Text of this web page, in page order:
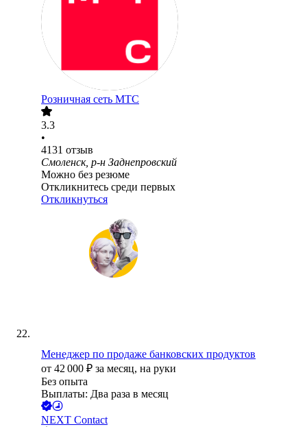
Розничная сеть МТС
3.3
•
4131 отзыв
Смоленск, р-н Заднепровский
Можно без резюме
Откликнитесь среди первых
Откликнуться
Менеджер по продаже банковских продуктов
от 42 000 ₽ за месяц, на руки
Без опыта
Выплаты: Два раза в месяц
NEXT Contact